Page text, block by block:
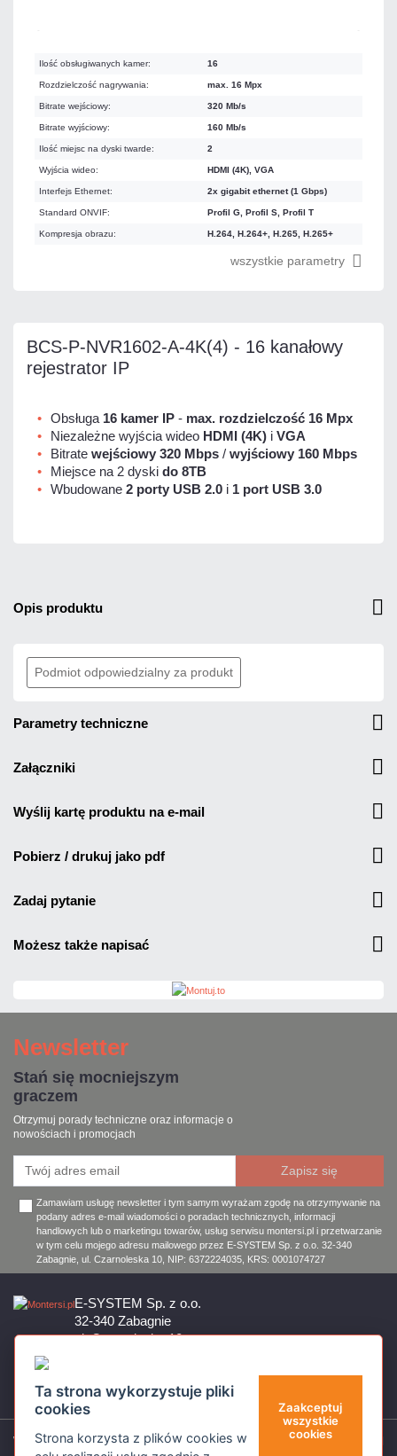
Ilość obsługiwanych kamer: 16
Rozdzielczość nagrywania: max. 16 Mpx
Bitrate wejściowy: 320 Mb/s
Bitrate wyjściowy: 160 Mb/s
Ilość miejsc na dyski twarde: 2
Wyjścia wideo: HDMI (4K), VGA
Interfejs Ethernet: 2x gigabit ethernet (1 Gbps)
Standard ONVIF: Profil G, Profil S, Profil T
Kompresja obrazu: H.264, H.264+, H.265, H.265+
wszystkie parametry
BCS-P-NVR1602-A-4K(4) - 16 kanałowy
rejestrator IP
Obsługa 16 kamer IP - max. rozdzielczość 16 Mpx
Niezależne wyjścia wideo HDMI (4K) i VGA
Bitrate wejściowy 320 Mbps / wyjściowy 160 Mbps
Miejsce na 2 dyski do 8TB
Wbudowane 2 porty USB 2.0 i 1 port USB 3.0
opis produktu
Podmiot odpowiedzialny za produkt
parametry techniczne
załączniki
wyślij kartę produktu na e-mail
pobierz / drukuj jako pdf
zadaj pytanie
możesz także napisać
Newsletter
Stań się mocniejszym
graczem
Otrzymuj porady techniczne oraz informacje o
nowościach i promocjach
Zamawiam usługę newsletter i tym samym wyrażam zgodę na otrzymywanie na
podany adres e-mail wiadomości o poradach technicznych, informacji
handlowych lub o marketingu towarów, usług serwisu montersi.pl i przetwarzanie
w tym celu mojego adresu mailowego przez E-SYSTEM Sp. z o.o. 32-340
Zabagnie, ul. Czarnoleska 10, NIP: 6372224035, KRS: 0001074727
E-SYSTEM Sp. z o.o.
32-340 Zabagnie
ul. Czarnoleska 10
sklep@montersi.pl
Wsparcie
Ta strona wykorzystuje pliki
cookies
Strona korzysta z plików cookies w
Zaakceptuj
wszystkie
cookies